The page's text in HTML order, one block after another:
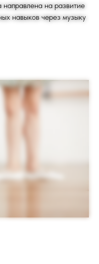
на развитие
навыков через музыку